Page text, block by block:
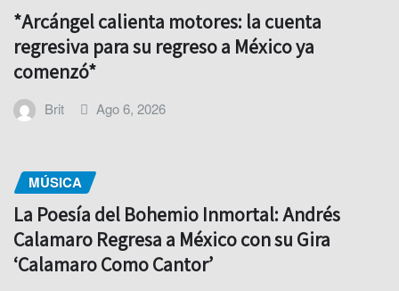
*Arcángel calienta motores: la cuenta
regresiva para su regreso a México ya
comenzó*
Brit Ago 6, 2026
MÚSICA
La Poesía del Bohemio Inmortal: Andrés
Calamaro Regresa a México con su Gira
‘Calamaro Como Cantor’